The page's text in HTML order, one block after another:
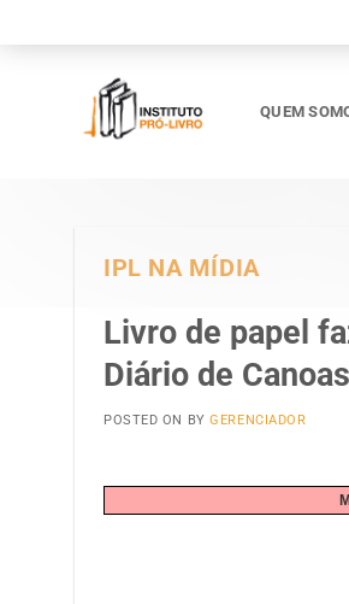
QUEM
IPL NA MÍDIA
Livro de papel
Diário de
POSTED ON BYGERENCIADOR